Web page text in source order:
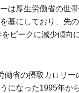
は厚生労働省の世
基にしており、先
ピークに減少傾向
働省の摂取カロリー
になった1995年か